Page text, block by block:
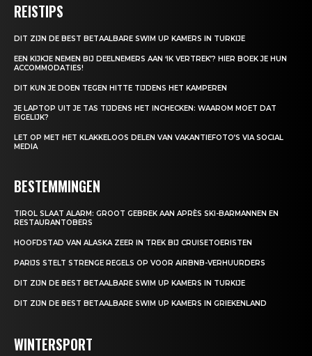
REISTIPS
DIT ZIJN DE BEST BETAALBARE SWIM UP KAMERS IN TURKIJE
EEN KIJKJE NEMEN BIJ DEELNEMERS AAN ‘IK VERTREK’? HIER BOEK JE HUN
ACCOMMODATIES!
DIT KUN JE DOEN TEGEN HITTE TIJDENS HET KAMPEREN
JE LAPTOP UIT JE TAS TIJDENS HET INCHECKEN: WAAROM MOET DAT
EIGELIJK?
LET OP MET HET KLAKKELOOS DELEN VAN VAKANTIEFOTO’S VIA SOCIAL
MEDIA
BESTEMMINGEN
TIROL SLAAT ALARM: GROOT GEBREK AAN APRÈS SKI-BARMANNEN EN
RESTAURANTOBERS
HOOFDSTAD VAN ALASKA ZEER IN TREK BIJ CRUISETOERISTEN
PARIJS STELT STRENGE REGELS OP VOOR AIRBNB-VERHUURDERS
DIT ZIJN DE BEST BETAALBARE SWIM UP KAMERS IN TURKIJE
DIT ZIJN DE BEST BETAALBARE SWIM UP KAMERS IN GRIEKENLAND
WINTERSPORT